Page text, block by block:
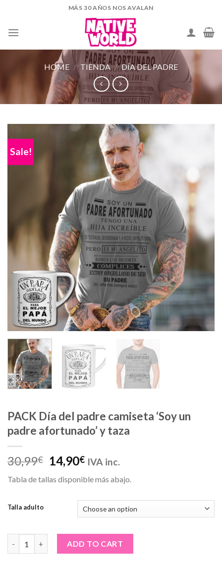
content
MÁS 30 AÑOS NOS AVALAN
HOME / TIENDA / DÍA DEL PADRE
Sale!
PACK Día del padre camiseta ‘Soy un
padre afortunado’ y taza
30,99€ 14,90€ IVA inc.
Tabla de tallas disponible más abajo.
Talla adulto
ADD TO CART